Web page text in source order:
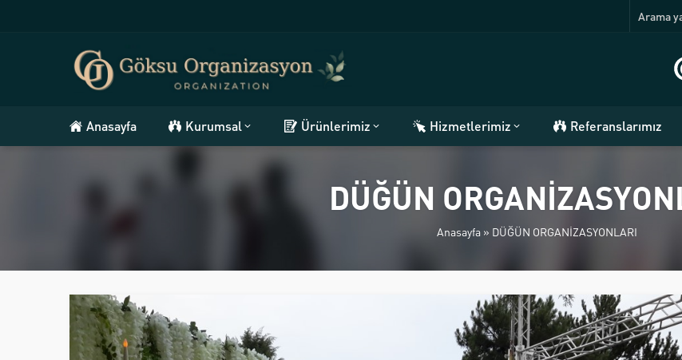
Anasayfa Kurumsal Ürünlerimiz Hizmetlerimiz Referanslarımız
DÜĞÜN
Anasayfa» DÜĞÜN ORGANİZASYONLARI